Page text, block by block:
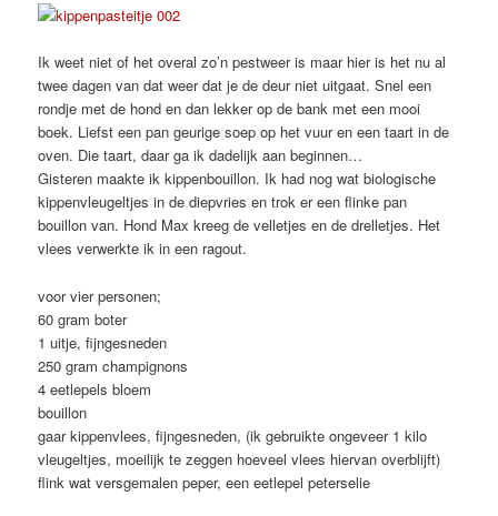
Ik weet niet of het overal zo’n pestweer is maar hier is het nu al
twee dagen van dat weer dat je de deur niet uitgaat. Snel een
rondje met de hond en dan lekker op de bank met een mooi
boek. Liefst een pan geurige soep op het vuur en een taart in de
oven. Die taart, daar ga ik dadelijk aan beginnen…
Gisteren maakte ik kippenbouillon. Ik had nog wat biologische
kippenvleugeltjes in de diepvries en trok er een flinke pan
bouillon van. Hond Max kreeg de velletjes en de drelletjes. Het
vlees verwerkte ik in een ragout.
voor vier personen;
60 gram boter
1 uitje, fijngesneden
250 gram champignons
4 eetlepels bloem
bouillon
gaar kippenvlees, fijngesneden, (ik gebruikte ongeveer 1 kilo
vleugeltjes, moeilijk te zeggen hoeveel vlees hiervan overblijft)
flink wat versgemalen peper, een eetlepel peterselie